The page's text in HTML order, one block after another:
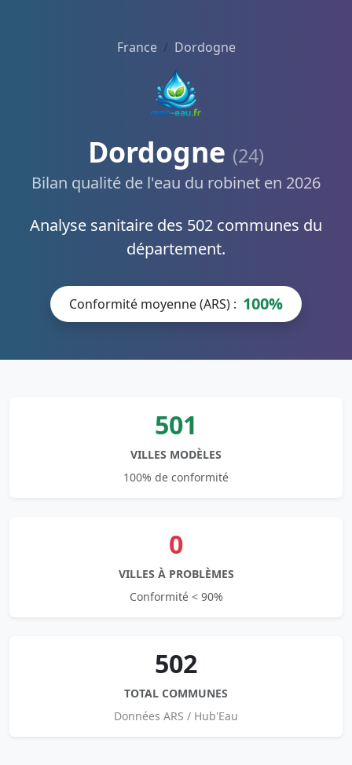
France Dordogne
Dordogne (24)
Bilan qualité de l'eau du robinet en 2026
Analyse sanitaire des 502 communes du
département.
Conformité moyenne (ARS) : 100%
501
VILLES MODÈLES
100% de conformité
0
VILLES À PROBLÈMES
Conformité < 90%
502
TOTAL COMMUNES
Données ARS / Hub'Eau